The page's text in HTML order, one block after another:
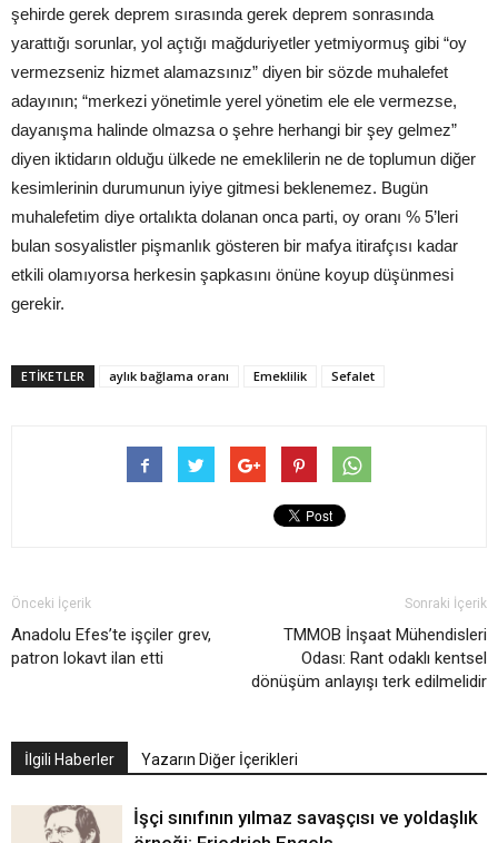
şehirde gerek deprem sırasında gerek deprem sonrasında
yarattığı sorunlar, yol açtığı mağduriyetler yetmiyormuş gibi “oy
vermezseniz hizmet alamazsınız” diyen bir sözde muhalefet
adayının; “merkezi yönetimle yerel yönetim ele ele vermezse,
dayanışma halinde olmazsa o şehre herhangi bir şey gelmez”
diyen iktidarın olduğu ülkede ne emeklilerin ne de toplumun diğer
kesimlerinin durumunun iyiye gitmesi beklenemez. Bugün
muhalefetim diye ortalıkta dolanan onca parti, oy oranı % 5’leri
bulan sosyalistler pişmanlık gösteren bir mafya itirafçısı kadar
etkili olamıyorsa herkesin şapkasını önüne koyup düşünmesi
gerekir.
ETIKETLER aylık bağlama oranı Emeklilik Sefalet
Önceki İçerik
Anadolu Efes’te işçiler grev,
patron lokavt ilan etti
Sonraki İçerik
TMMOB İnşaat Mühendisleri
Odası: Rant odaklı kentsel
dönüşüm anlayışı terk edilmelidir
İlgili Haberler Yazarın Diğer İçerikleri
İşçi sınıfının yılmaz savaşçısı ve yoldaşlık